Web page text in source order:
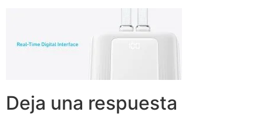
Deja una respuesta